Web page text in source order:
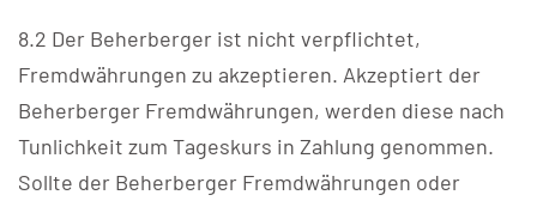
8.2 Der Beherberger ist nicht verpflichtet,
Fremdwährungen zu akzeptieren. Akzeptiert der
Beherberger Fremdwährungen, werden diese nach
Tunlichkeit zum Tageskurs in Zahlung genommen.
Sollte der Beherberger Fremdwährungen oder